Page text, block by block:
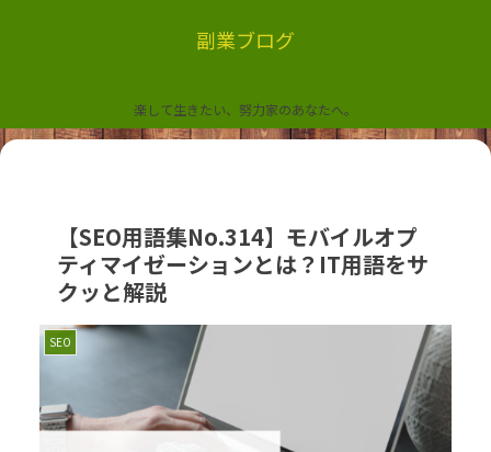
副業ブログ
楽して生きたい、努力家のあなたへ。
【SEO用語集No.314】モバイルオプ
ティマイゼーションとは？IT用語をサ
クッと解説
SEO